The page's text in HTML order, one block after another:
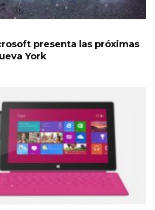
presenta las próximas
York